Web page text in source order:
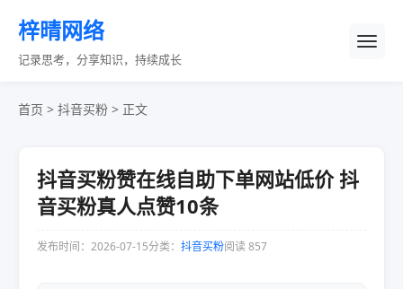
梓晴网络
记录思考，分享知识，持续成长
首页 > 抖音买粉 > 正文
抖音买粉赞在线自助下单网站低价 抖
音买粉真人点赞10条
发布时间：2026-07-15分类： 抖音买粉阅读 857